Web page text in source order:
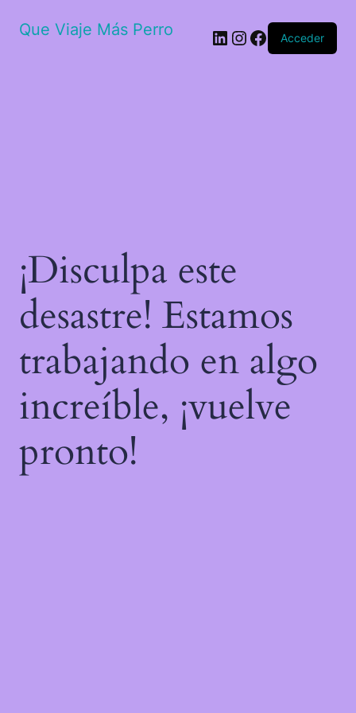
Que Viaje Más Perro Acceder
¡Disculpa este
desastre! Estamos
trabajando en algo
increíble, ¡vuelve
pronto!